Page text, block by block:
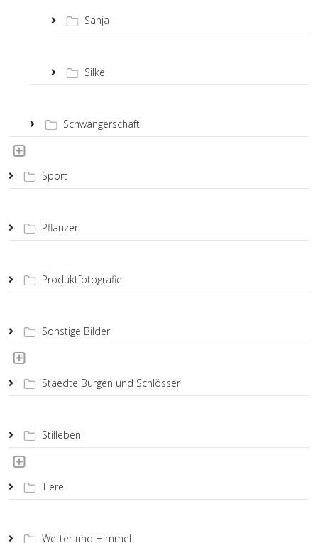
Sanja
Silke
Schwangerschaft
Sport
Pflanzen
Produktfotografie
Sonstige Bilder
Staedte Burgen und Schlösser
Stilleben
Tiere
Wetter und Himmel